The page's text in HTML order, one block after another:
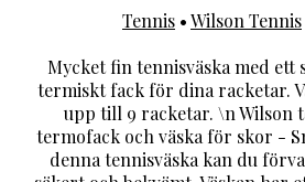
Tennis •Wilson Tennis
Mycket fin tennisväska med ett
termiskt fack för dina racketar.
upp till 9 racketar. \n Wilson
termofack och väska för skor -
denna tennisväska kan du